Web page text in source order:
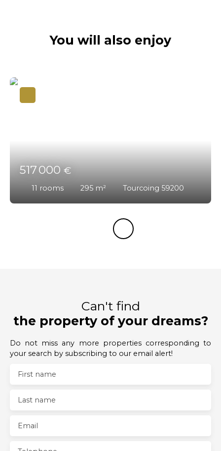
You will also enjoy
517 000€
11 rooms 295 m² Tourcoing 59200
Can't find
the property of your dreams?
Do not miss any more properties corresponding to
your search by subscribing to our email alert!
First name
Last name
Email